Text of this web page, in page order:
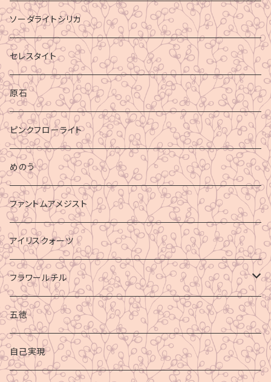
ソーダライトシリカ
セレスタイト
原石
ピンクフローライト
めのう
ファントムアメジスト
アイリスクォーツ
フラワールチル
心身の癒し
グラウディング
五徳
自己実現